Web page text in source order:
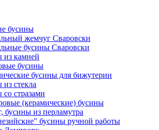
бусины
жемчуг Сваровски
бусины Сваровски
из камней
бусины
бусины для бижутерии
стекла
стразами
(керамические) бусины
бусины из перламутра
бусины ручной работы